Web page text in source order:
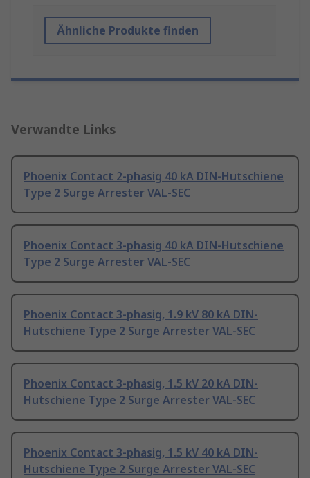
Ähnliche Produkte finden
Verwandte Links
Phoenix Contact 2-phasig 40 kA DIN-Hutschiene
Type 2 Surge Arrester VAL-SEC
Phoenix Contact 3-phasig 40 kA DIN-Hutschiene
Type 2 Surge Arrester VAL-SEC
Phoenix Contact 3-phasig, 1.9 kV 80 kA DIN-
Hutschiene Type 2 Surge Arrester VAL-SEC
Phoenix Contact 3-phasig, 1.5 kV 20 kA DIN-
Hutschiene Type 2 Surge Arrester VAL-SEC
Phoenix Contact 3-phasig, 1.5 kV 40 kA DIN-
Hutschiene Type 2 Surge Arrester VAL-SEC